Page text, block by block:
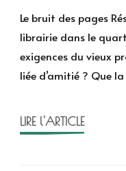
bruit
des
pages
de
Livia
Le bruit des pages
librairie dans le
exigences du vieux
liée d’amitié ? Que
LIRE l'ARTICLE